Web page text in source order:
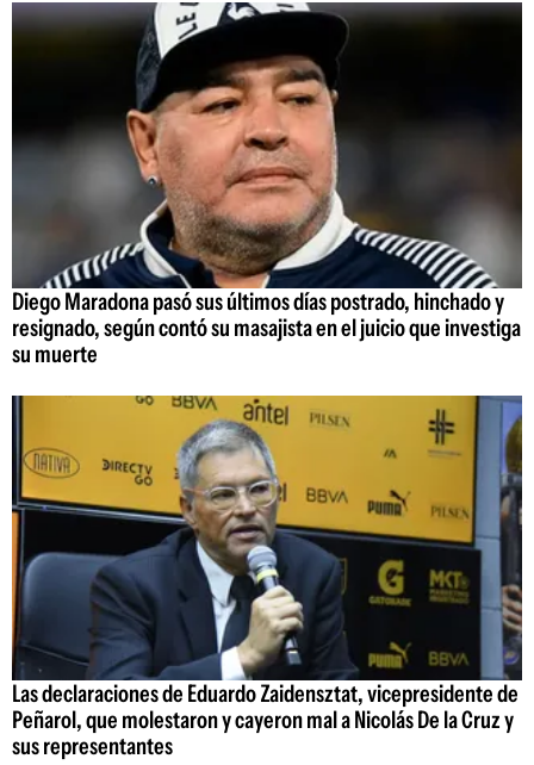
Diego Maradona pasó sus últimos días postrado, hinchado y
resignado, según contó su masajista en el juicio que investiga
su muerte
Las declaraciones de Eduardo Zaidensztat, vicepresidente de
Peñarol, que molestaron y cayeron mal a Nicolás De la Cruz y
sus representantes